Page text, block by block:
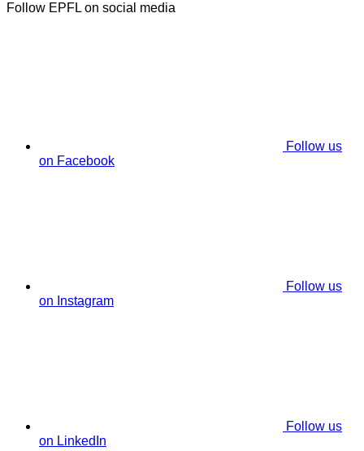
Follow EPFL on social media
Follow us
on Facebook
Follow us
on Instagram
Follow us
on LinkedIn